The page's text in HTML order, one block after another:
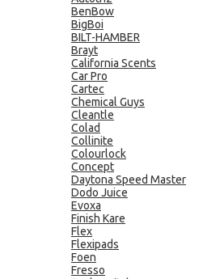
BenBow
BigBoi
BILT-HAMBER
Brayt
California Scents
Car Pro
Cartec
Chemical Guys
Cleantle
Colad
Collinite
Colourlock
Concept
Daytona Speed Master
Dodo Juice
Evoxa
Finish Kare
Flex
Flexipads
Foen
Fresso